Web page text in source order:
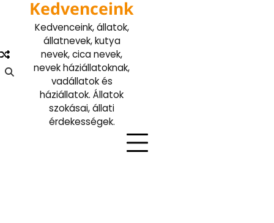
Kedvenceink
Kedvenceink, állatok,
állatnevek, kutya
nevek, cica nevek,
nevek háziállatoknak,
vadállatok és
háziállatok. Állatok
szokásai, állati
érdekességek.